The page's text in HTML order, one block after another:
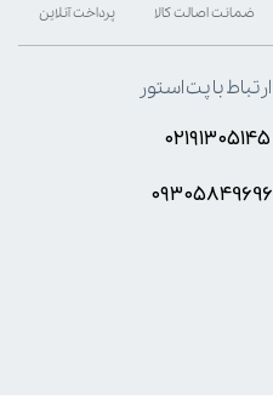
پرداخت آنلاین ضمانت اصالت کالا
ارتباط با پت استور
۰۲۱۹۱۳۰۵۱۴۵
۰۹۳۰۵8۴9696